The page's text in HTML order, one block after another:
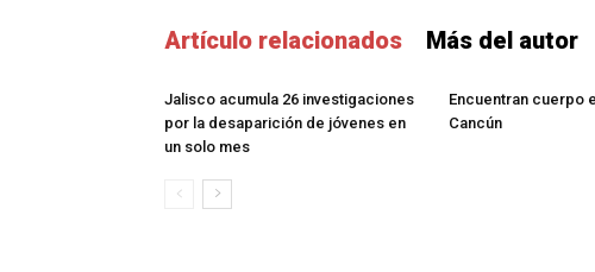
Artículo relacionados Más del autor
Jalisco acumula 26 investigaciones
por la desaparición de jóvenes en
un solo mes
Encuentran cuerpo
Cancún